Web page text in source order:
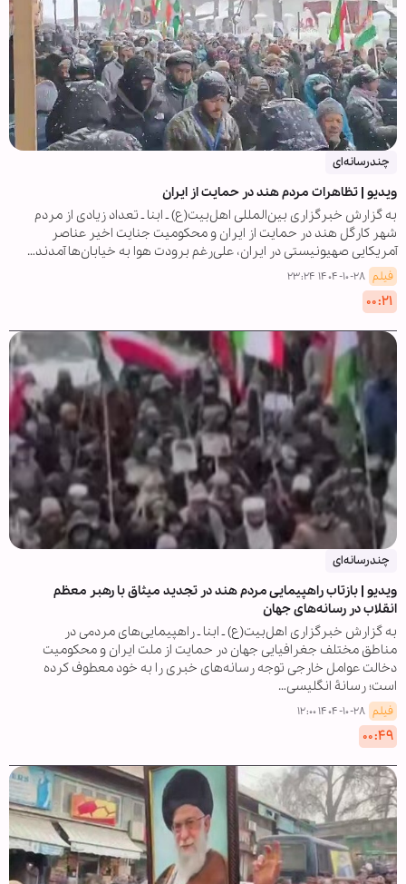
چندرسانه‌ای
ویدیو | تظاهرات مردم هند در حمایت از ایران
به گزارش خبرگزاری بین‌المللی اهل‌بیت(ع) ـ ابنا ـ تعداد زیادی از مردم
شهر کارگل هند در حمایت از ایران و محکومیت جنایت اخیر عناصر
آمریکایی صهیونیستی در ایران، علی‌رغم برودت هوا به خیابان‌ها آمدند…
فیلم ۱۴۰۴-۱۰-۲۸ ۲۳:۲۴
۰۰:۲۱
چندرسانه‌ای
ویدیو | بازتاب راهپیمایی مردم هند در تجدید میثاق با رهبر معظم
انقلاب در رسانه‌های جهان
به گزارش خبرگزاری اهل‌بیت(ع) ـ ابنا ـ راهپیمایی‌های مردمی در
مناطق مختلف جغرافیایی جهان در حمایت از ملت ایران و محکومیت
دخالت عوامل خارجی توجه رسانه‌های خبری را به خود معطوف کرده
است؛ رسانۀ انگلیسی…
فیلم ۱۴۰۴-۱۰-۲۸ ۱۲:۰۰
۰۰:۴۹